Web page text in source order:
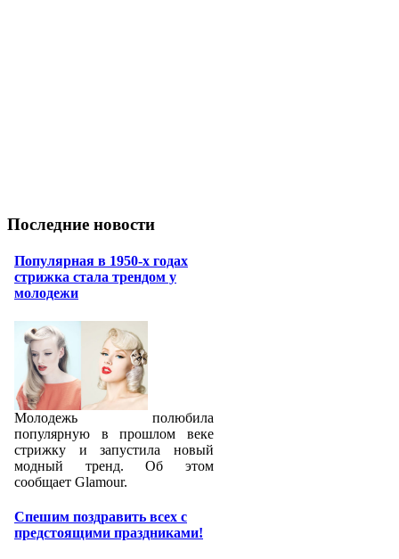
Последние новости
Популярная в 1950-х годах
стрижка стала трендом у
молодежи
Молодежь полюбила
популярную в прошлом веке
стрижку и запустила новый
модный тренд. Об этом
сообщает Glamour.
Спешим поздравить всех с
предстоящими праздниками!